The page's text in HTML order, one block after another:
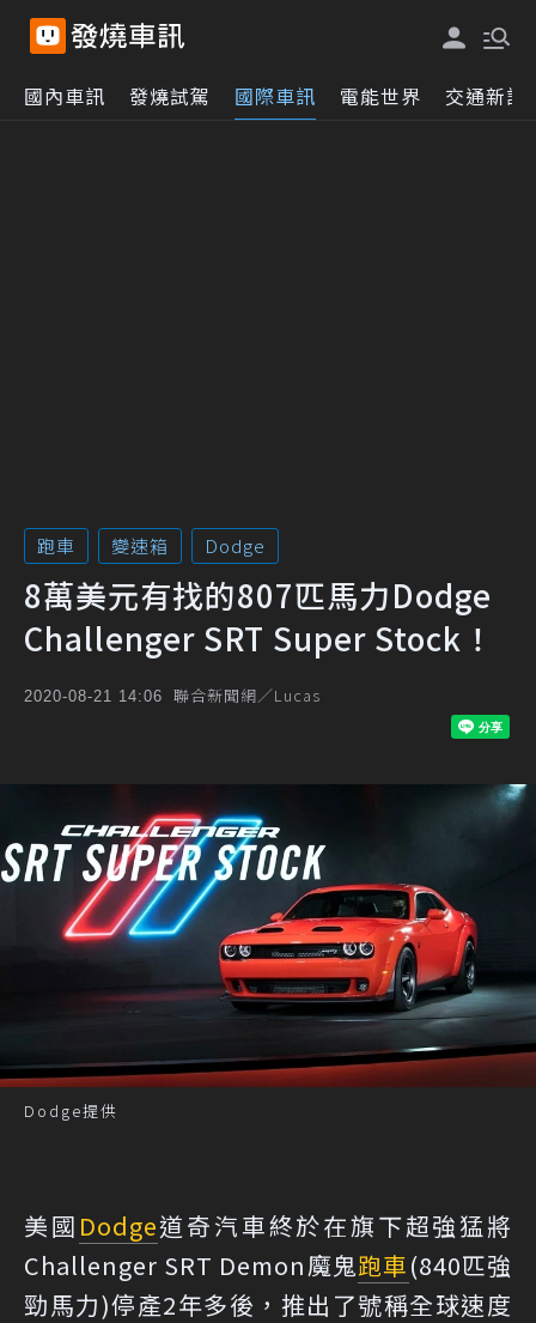
國內車訊 發燒試駕 國際車訊 電能世界 交通新訊
跑車 變速箱 Dodge
8萬美元有找的807匹馬力Dodge
Challenger SRT Super Stock！
2020-08-21 14:06 聯合新聞網／Lucas
Dodge提供
美國 Dodge道奇汽車終於在旗下超強猛將
Challenger SRT Demon魔鬼跑車(840匹強
勁馬力)停產2年多後，推出了號稱全球速度